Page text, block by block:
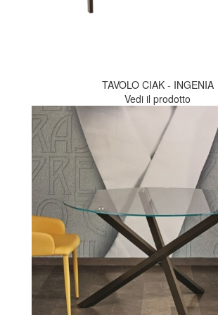
TAVOLO CIAK - INGENIA
Vedi il prodotto